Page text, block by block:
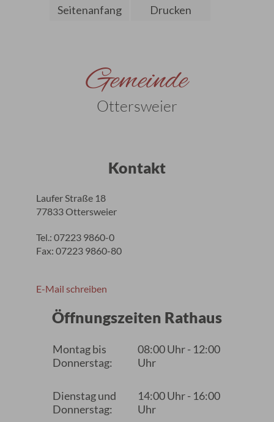
Seitenanfang Drucken
Gemeinde
Ottersweier
Kontakt
Laufer Straße 18
77833 Ottersweier
Tel.: 07223 9860-0
Fax: 07223 9860-80
E-Mail schreiben
Öffnungszeiten Rathaus
Montag bis
Donnerstag:
08:00 Uhr - 12:00
Uhr
Dienstag und
Donnerstag:
14:00 Uhr - 16:00
Uhr